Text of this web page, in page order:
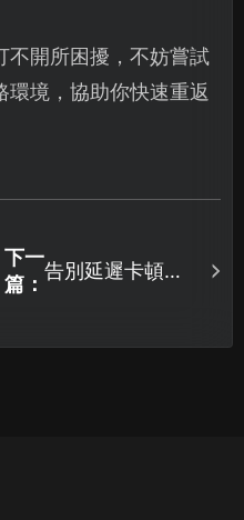
不開所困擾，不妨嘗試
環境，協助你快速重返
下一
篇：
告別延遲卡頓，
力！